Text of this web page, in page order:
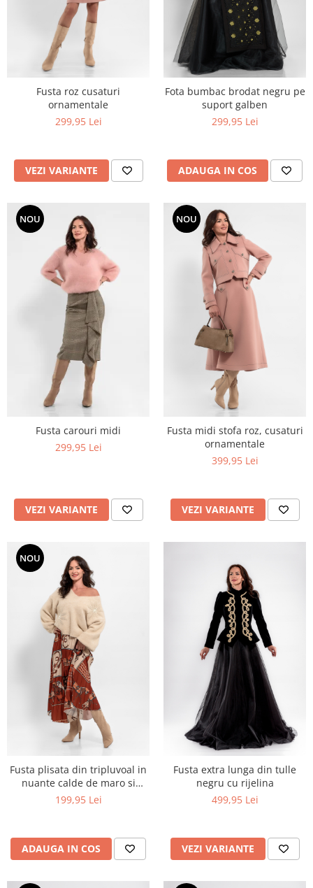
Fusta roz cusaturi
ornamentale
299,95 Lei
VEZI VARIANTE
Fota bumbac brodat negru pe
suport galben
299,95 Lei
ADAUGA IN COS
NOU
Fusta carouri midi
299,95 Lei
VEZI VARIANTE
NOU
Fusta midi stofa roz, cusaturi
ornamentale
399,95 Lei
VEZI VARIANTE
NOU
Fusta plisata din tripluvoal in
nuante calde de maro si
caramiziu
199,95 Lei
ADAUGA IN COS
Fusta extra lunga din tulle
negru cu rijelina
499,95 Lei
VEZI VARIANTE